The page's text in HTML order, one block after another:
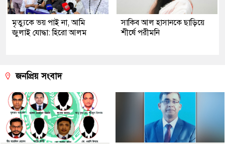
মৃত্যুকে ভয় পাই না, আমি
জুলাই যোদ্ধা: হিরো আলম
সাকিব আল হাসানকে ছাড়িয়ে
শীর্ষে পরীমনি
জনপ্রিয় সংবাদ